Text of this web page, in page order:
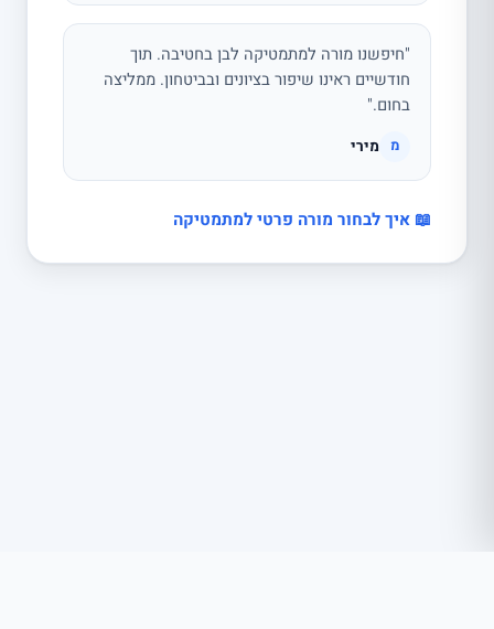
"חיפשנו מורה למתמטיקה לבן בחטיבה. תוך
חודשיים ראינו שיפור בציונים ובביטחון. ממליצה
בחום."
מ מירי
📖 איך לבחור מורה פרטי למתמטיקה